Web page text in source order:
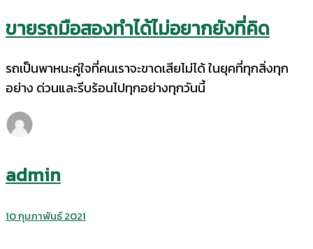
ขายรถมือสองทำได้ไม่อยากยังที่คิด
รถเป็นพาหนะคู่ใจที่คนเราจะขาดเสียไม่ได้ ในยุคที่ทุกสิ่งทุก
อย่าง ด่วนและรีบร้อนไปทุกอย่างทุกวันนี้
admin
10 กุมภาพันธ์ 2021